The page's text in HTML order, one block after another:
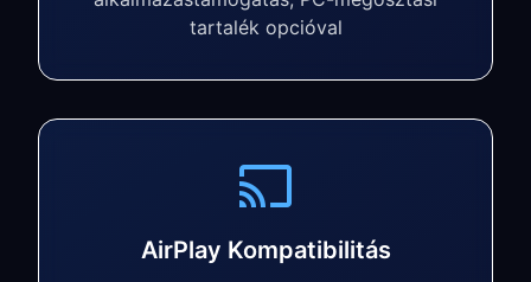
tartalék opcióval
AirPlay Kompatibilitás